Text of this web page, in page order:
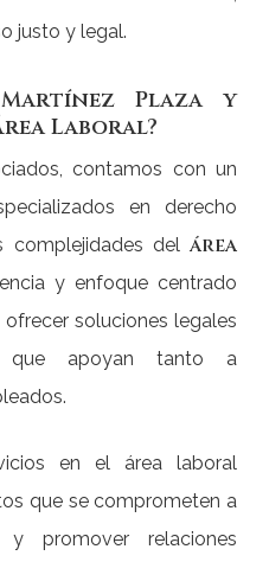
justo y legal.
Plaza y
Laboral?
contamos con un
en derecho
complejidades delárea
y enfoque centrado
soluciones legales
que apoyan tanto a
en el área laboral
que se comprometen a
promover relaciones